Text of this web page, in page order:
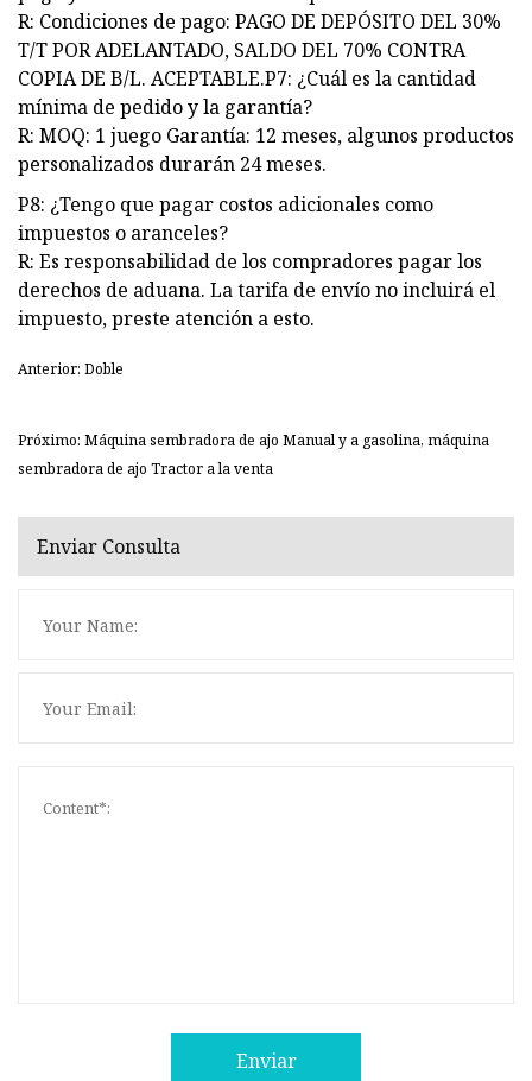
R: Condiciones de pago: PAGO DE DEPÓSITO DEL 30%
T/T POR ADELANTADO, SALDO DEL 70% CONTRA
COPIA DE B/L. ACEPTABLE.P7: ¿Cuál es la cantidad
mínima de pedido y la garantía?
R: MOQ: 1 juego Garantía: 12 meses, algunos productos
personalizados durarán 24 meses.
P8: ¿Tengo que pagar costos adicionales como
impuestos o aranceles?
R: Es responsabilidad de los compradores pagar los
derechos de aduana. La tarifa de envío no incluirá el
impuesto, preste atención a esto.
Anterior: Doble
Próximo: Máquina sembradora de ajo Manual y a gasolina, máquina
sembradora de ajo Tractor a la venta
Enviar Consulta
Enviar